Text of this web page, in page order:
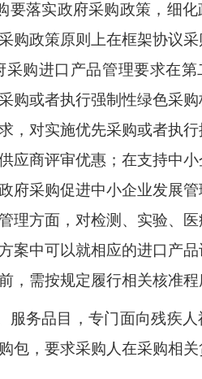
要落实政府采购政策，细
购政策原则上在框架协议
购进口产品管理要求在第
购或者执行强制性绿色采
，对实施优先采购或者执
应商评审优惠；在支持中
府采购促进中小企业发展管
理方面，对检测、实验、医
案中可以就相应的进口产
，需按规定履行相关核准程
服务品目，专门面向残疾
包，要求采购人在采购相关